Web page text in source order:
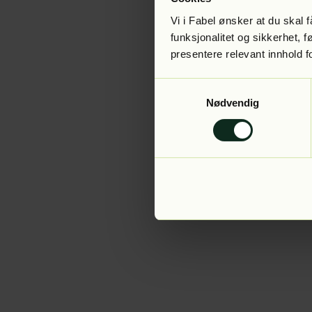
Vi i Fabel ønsker at du skal
funksjonalitet og sikkerhet,
presentere relevant innhold
Nødvendig
Application